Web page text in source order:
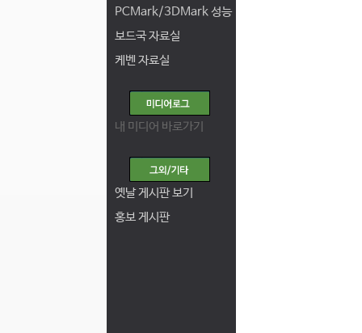
PCMark/3DMark 성능
보드국 자료실
케벤 자료실
내 미디어 바로가기
옛날 게시판 보기
홍보 게시판